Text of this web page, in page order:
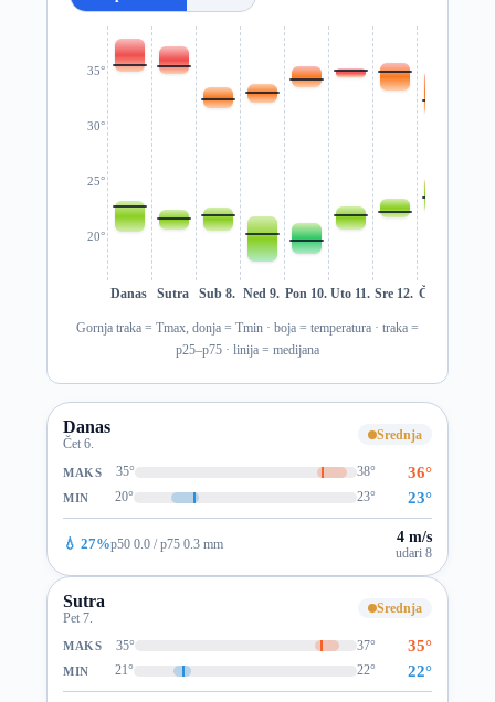
20°
25°
30°
35°
Danas Sutra Sub 8. Ned 9. Pon 10. Uto 11. Sre 12. Čet 13.
Gornja traka = Tmax, donja = Tmin · boja = temperatura · traka =
p25–p75 · linija = medijana
Danas
Čet 6.
Srednja
MAKS 35° 38° 36°
MIN 20° 23° 23°
💧 27%p50 0.0 / p75 0.3 mm 4 m/s
udari 8
Sutra
Pet 7.
Srednja
MAKS 35° 37° 35°
MIN 21° 22° 22°